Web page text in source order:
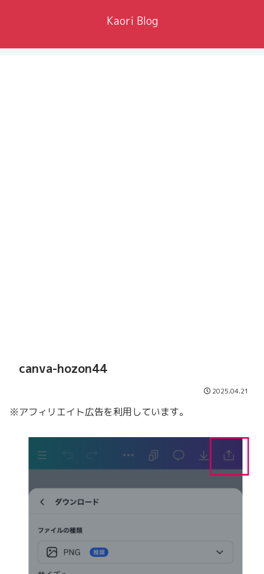
Kaori Blog
canva-hozon44
2025.04.21
※アフィリエイト広告を利用しています。